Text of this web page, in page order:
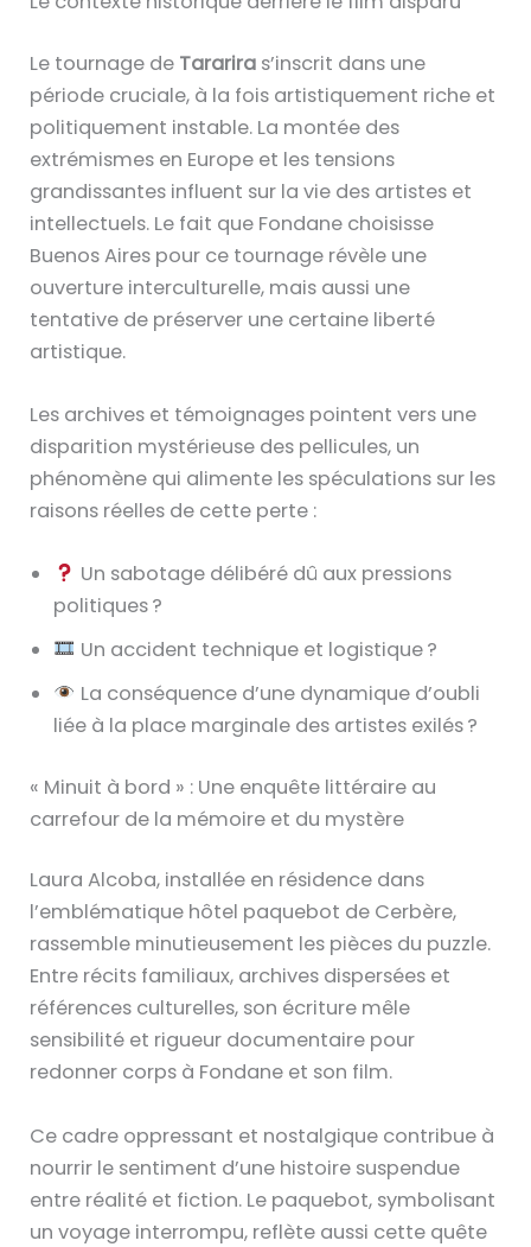
Le tournage de Tararira s’inscrit dans une
période cruciale, à la fois artistiquement riche et
politiquement instable. La montée des
extrémismes en Europe et les tensions
grandissantes influent sur la vie des artistes et
intellectuels. Le fait que Fondane choisisse
Buenos Aires pour ce tournage révèle une
ouverture interculturelle, mais aussi une
tentative de préserver une certaine liberté
artistique.
Les archives et témoignages pointent vers une
disparition mystérieuse des pellicules, un
phénomène qui alimente les spéculations sur les
raisons réelles de cette perte :
Un sabotage délibéré dû aux pressions
politiques ?
Un accident technique et logistique ?
La conséquence d’une dynamique d’oubli
liée à la place marginale des artistes exilés ?
« Minuit à bord » : Une enquête littéraire au
carrefour de la mémoire et du mystère
Laura Alcoba, installée en résidence dans
l’emblématique hôtel paquebot de Cerbère,
rassemble minutieusement les pièces du puzzle.
Entre récits familiaux, archives dispersées et
références culturelles, son écriture mêle
sensibilité et rigueur documentaire pour
redonner corps à Fondane et son film.
Ce cadre oppressant et nostalgique contribue à
nourrir le sentiment d’une histoire suspendue
entre réalité et fiction. Le paquebot, symbolisant
un voyage interrompu, reflète aussi cette quête